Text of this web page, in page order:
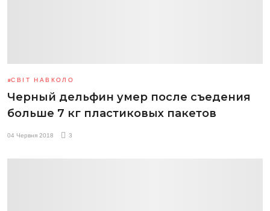
СВІТ НАВКОЛО
Черный дельфин умер после съедения
больше 7 кг пластиковых пакетов
04 Червня 2018 3